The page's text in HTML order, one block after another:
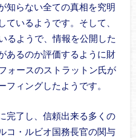
知らない全ての真相を究明
いるようです。そして、
るようで、情報を公開した
あるのか評価するように財
ォースのストラットン氏が
ィングしたようです。
完了し、信頼出来る多くの
コ・ルビオ国務長官の関与